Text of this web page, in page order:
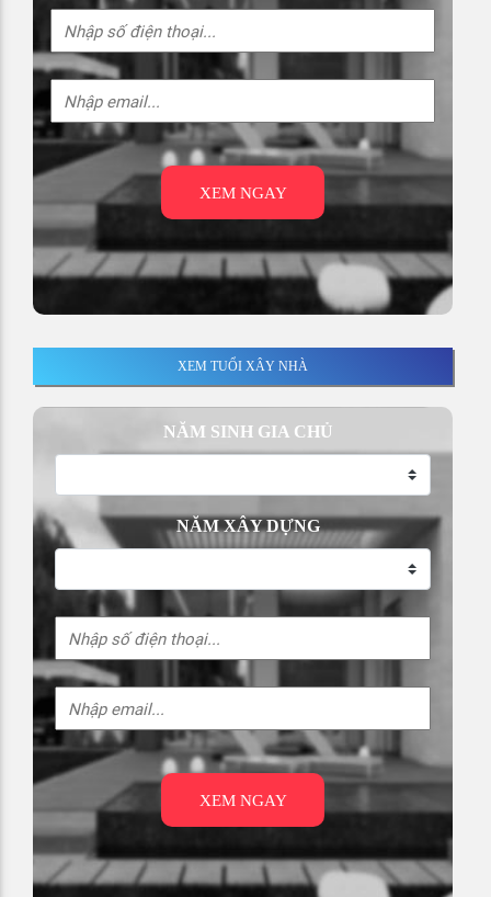
XEM NGAY
XEM TUỔI XÂY NHÀ
NĂM SINH GIA CHỦ
NĂM XÂY DỰNG
XEM NGAY